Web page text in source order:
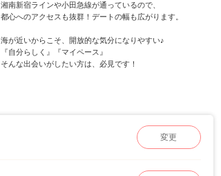
湘南新宿ラインや小田急線が通っているので、
都心へのアクセスも抜群！デートの幅も広がります。
海が近いからこそ、開放的な気分になりやすい♪
『自分らしく』『マイペース』
そんな出会いがしたい方は、必見です！
変更